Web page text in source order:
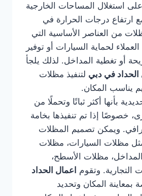
استغلال المساحات الخارجية
ارتفاع درجات الحرارة في
من العناصر الأساسية التي
لحماية السيارات أو توفير
أو تغطية المداخل. لذلك يلجأ
الحداد في دبي لتنفيذ مظلات
يناسب المكان.
بأنها أكثر ثباتًا وتحملًا من
خصوصًا إذا تم تنفيذها بخامة
ويمكن تصميم المظلات
مظلات السيارات، مظلات
مظلات الأسطح،
التجارية. وتقوم اعمال الحداد
بمعاينة المكان وتحديد